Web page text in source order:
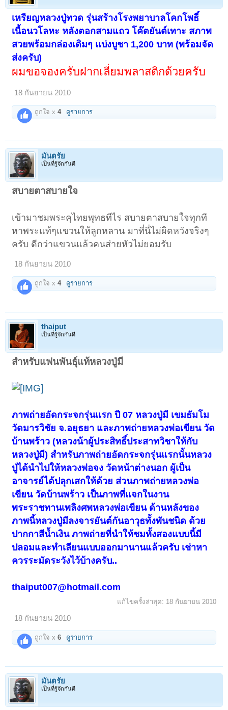
เหรียญหลวงปู่ทวด รุ่นสร้างโรงพยาบาลโคกโพธิ์
เนื้อนวโลหะ หลังตอกสามแถว โค๊ตยันต์เทาะ สภาพ
สวยพร้อมกล่องเดิมๆ แบ่งบูชา 1,200 บาท (พร้อมจัด
ส่งครับ)
ผมขอจองครับฝากเลี่ยมพลาสติกด้วยครับ
18 กันยายน 2010
ถูกใจ x4 ดูรายการ
มันตรัย
เป็นที่รู้จักกันดี
สบายตาสบายใจ
เข้ามาชมพระคุไทยพุทธทีไร สบายตาสบายใจทุกที
หาพระแท้ๆแขวนให้ลูกหลาน มาที่นี่ไม่ผิดหวังจริงๆ
ครับ ดีกว่าแขวนแล้วคนส่ายหัวไม่ยอมรับ
18 กันยายน 2010
ถูกใจ x4 ดูรายการ
thaiput
เป็นที่รู้จักกันดี
สำหรับแฟนพันธุ์แท้หลวงปู่มี
ภาพถ่ายอัดกระจกรุ่นแรก ปี 07 หลวงปู่มี เขมธัมโม
วัดมารวิชัย จ.อยุธยา และภาพถ่ายหลวงพ่อเขียน วัด
บ้านพร้าว (หลวงน้าผู้ประสิทธิ์ประสาทวิชาให้กับ
หลวงปู่มี) สำหรับภาพถ่ายอัดกระจกรุ่นแรกนั้นหลวง
ปู่ได้นำไปให้หลวงพ่อจง วัดหน้าต่างนอก ผู้เป็น
อาจารย์ได้ปลุกเสกให้ด้วย ส่วนภาพถ่ายหลวงพ่อ
เขียน วัดบ้านพร้าว เป็นภาพที่แจกในงาน
พระราชทานเพลิงศพหลวงพ่อเขียน ด้านหลังของ
ภาพนี้หลวงปู่มีลงจารยันต์กันอาวุธทั้งพันชนิด ด้วย
ปากกาสีน้ำเงิน ภาพถ่ายที่นำให้ชมทั้งสองแบบนี้มี
ปลอมและทำเลียนแบบออกมานานแล้วครับ เช่าหา
ควรระมัดระวังไว้บ้างครับ..
thaiput007@hotmail.com
แก้ไขครั้งล่าสุด: 18 กันยายน 2010
18 กันยายน 2010
ถูกใจ x6 ดูรายการ
มันตรัย
เป็นที่รู้จักกันดี